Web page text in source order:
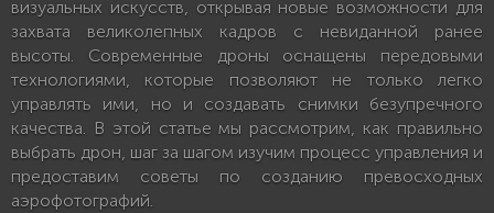
визуальных искусств, открывая новые возможности для
захвата великолепных кадров с невиданной ранее
высоты. Современные дроны оснащены передовыми
технологиями, которые позволяют не только легко
управлять ими, но и создавать снимки безупречного
качества. В этой статье мы рассмотрим, как правильно
выбрать дрон, шаг за шагом изучим процесс управления и
предоставим советы по созданию превосходных
аэрофотографий.